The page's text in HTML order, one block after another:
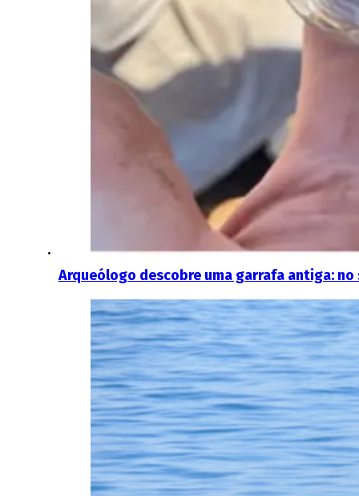
Arqueólogo descobre uma garrafa antiga: